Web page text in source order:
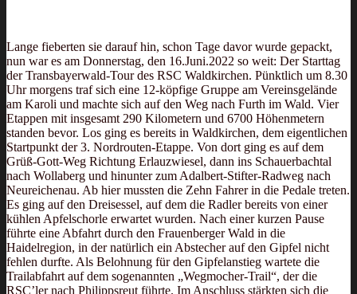
Lange fieberten sie darauf hin, schon Tage davor wurde gepackt,
nun war es am Donnerstag, den 16.Juni.2022 so weit: Der Starttag
der Transbayerwald-Tour des RSC Waldkirchen. Pünktlich um 8.30
Uhr morgens traf sich eine 12-köpfige Gruppe am Vereinsgelände
am Karoli und machte sich auf den Weg nach Furth im Wald. Vier
Etappen mit insgesamt 290 Kilometern und 6700 Höhenmetern
standen bevor. Los ging es bereits in Waldkirchen, dem eigentlichen
Startpunkt der 3. Nordrouten-Etappe. Von dort ging es auf dem
Grüß-Gott-Weg Richtung Erlauzwiesel, dann ins Schauerbachtal
nach Wollaberg und hinunter zum Adalbert-Stifter-Radweg nach
Neureichenau. Ab hier mussten die Zehn Fahrer in die Pedale treten.
Es ging auf den Dreisessel, auf dem die Radler bereits von einer
kühlen Apfelschorle erwartet wurden. Nach einer kurzen Pause
führte eine Abfahrt durch den Frauenberger Wald in die
Haidelregion, in der natürlich ein Abstecher auf den Gipfel nicht
fehlen durfte. Als Belohnung für den Gipfelanstieg wartete die
Trailabfahrt auf dem sogenannten „Wegmocher-Trail“, der die
RSC’ler nach Philippsreut führte. Im Anschluss stärkten sich die